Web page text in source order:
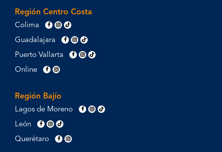
Región Centro Costa
Colima
Guadalajara
Puerto Vallarta
Online
Región Bajío
Lagos de Moreno
León
Querétaro